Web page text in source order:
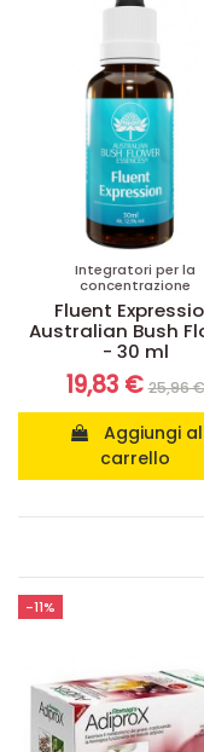
Integratori per la
concentrazione
Fluent
Australian Bush
- 30 ml
19,83 € 25,96 €
carrello
-11%